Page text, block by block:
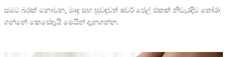
සමට බරක් නොවන, මෘදු සහ සුවඳවත් ෂවර් ජෙල් එකක් නිවැරදිව තෝරා
ගන්නේ කෙසේදැයි මෙයින් දැනගන්න.